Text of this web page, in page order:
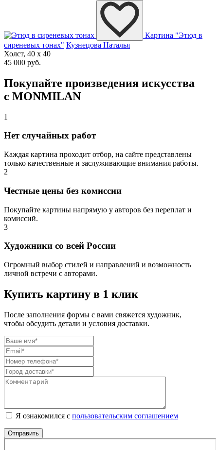
Картина "Этюд в
сиреневых тонах" Кузнецова Наталья
Холст, 40 x 40
45 000 руб.
Покупайте произведения искусства
с MONMILAN
1
Нет случайных работ
Каждая картина проходит отбор, на сайте представлены
только качественные и заслуживающие внимания работы.
2
Честные цены без комиссии
Покупайте картины напрямую у авторов без переплат и
комиссий.
3
Художники со всей России
Огромный выбор стилей и направлений и возможность
личной встречи с авторами.
Купить картину в 1 клик
После заполнения формы с вами свяжется художник,
чтобы обсудить детали и условия доставки.
Я ознакомился с пользовательским соглашением